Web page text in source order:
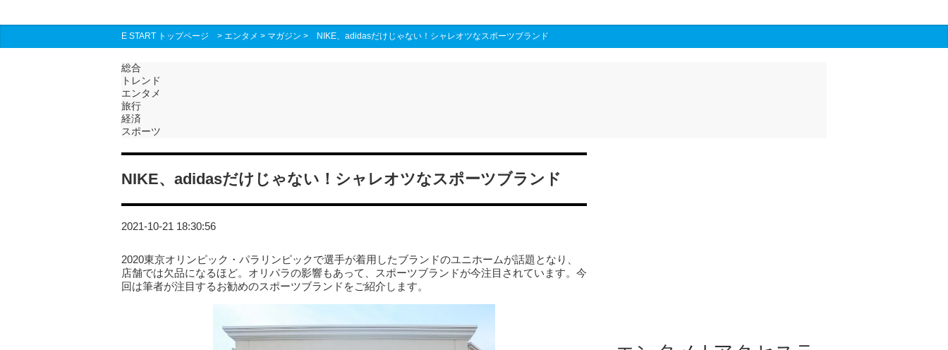
E START トップページ > エンタメ > マガジン > NIKE、adidasだけじゃない！シャレオツなスポーツブランド
総合
トレンド
エンタメ
旅行
経済
スポーツ
NIKE、adidasだけじゃない！シャレオツなスポーツブランド
2021-10-21 18:30:56
2020東京オリンピック・パラリンピックで選手が着用したブランドのユニホームが話題となり、
店舗では欠品になるほど。オリパラの影響もあって、スポーツブランドが今注目されています。今
回は筆者が注目するお勧めのスポーツブランドをご紹介します。